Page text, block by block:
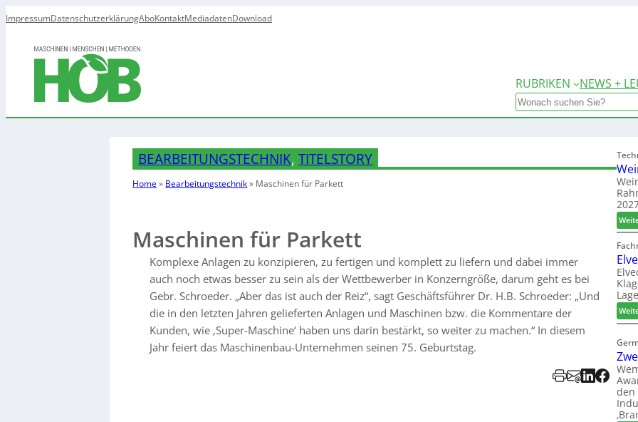
ImpressumDatenschutzerklärungAboKontaktMediadatenDownload
RUBRIKEN NEWS +
Search
BEARBEITUNGSTECHNIK, TITELSTORY
Home» Bearbeitungstechnik» Maschinen für Parkett
Maschinen für Parkett
Komplexe Anlagen zu konzipieren, zu fertigen und komplett zu liefern und dabei immer
auch noch etwas besser zu sein als der Wettbewerber in Konzerngröße, darum geht es bei
Gebr. Schroeder. „Aber das ist auch der Reiz“, sagt Geschäftsführer Dr. H.B. Schroeder: „Und
die in den letzten Jahren gelieferten Anlagen und Maschinen bzw. die Kommentare der
Kunden, wie ‚Super-Maschine‘ haben uns darin bestärkt, so weiter zu machen.“ In diesem
Jahr feiert das Maschinenbau-Unternehmen seinen 75. Geburtstag.
den